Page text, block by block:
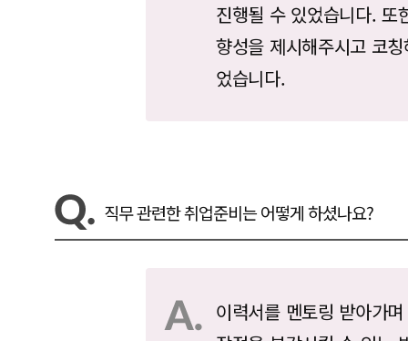
진행될 수 있었습니다. 또
향성을 제시해주시고 코
었습니다.
직무 관련한 취업준비는 어떻게 하셨나요?
이력서를 멘토링 받아가